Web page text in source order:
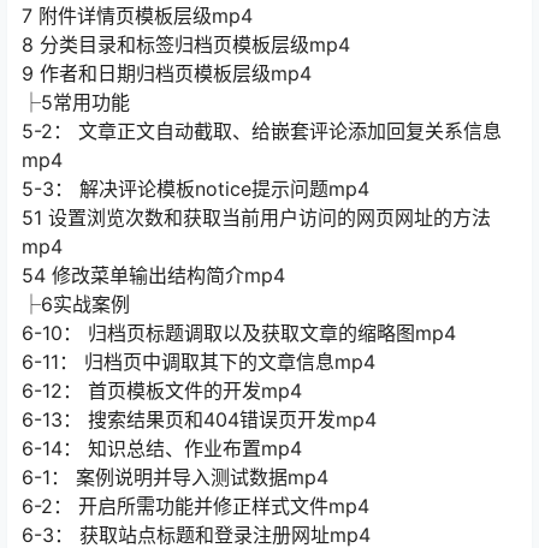
7 附件详情页模板层级mp4
8 分类目录和标签归档页模板层级mp4
9 作者和日期归档页模板层级mp4
├5常用功能
5-2： 文章正文自动截取、给嵌套评论添加回复关系信息
mp4
5-3： 解决评论模板notice提示问题mp4
51 设置浏览次数和获取当前用户访问的网页网址的方法
mp4
54 修改菜单输出结构简介mp4
├6实战案例
6-10： 归档页标题调取以及获取文章的缩略图mp4
6-11： 归档页中调取其下的文章信息mp4
6-12： 首页模板文件的开发mp4
6-13： 搜索结果页和404错误页开发mp4
6-14： 知识总结、作业布置mp4
6-1： 案例说明并导入测试数据mp4
6-2： 开启所需功能并修正样式文件mp4
6-3： 获取站点标题和登录注册网址mp4